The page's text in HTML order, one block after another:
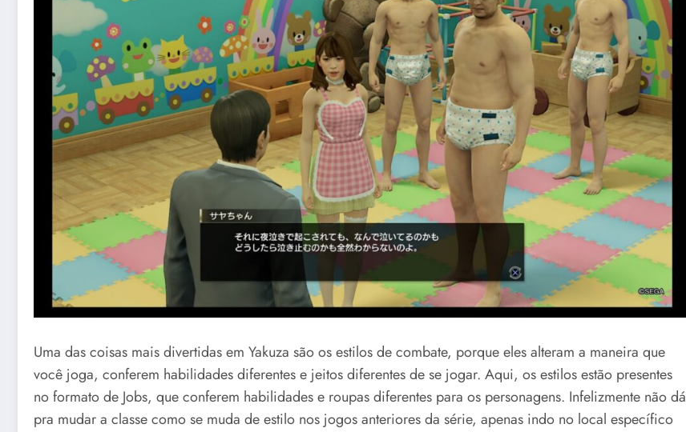
Uma das coisas mais divertidas em Yakuza são os estilos de combate, porque eles alteram a maneira que
você joga, conferem habilidades diferentes e jeitos diferentes de se jogar. Aqui, os estilos estão presentes
no formato de Jobs, que conferem habilidades e roupas diferentes para os personagens. Infelizmente não dá
pra mudar a classe como se muda de estilo nos jogos anteriores da série, apenas indo no local específico